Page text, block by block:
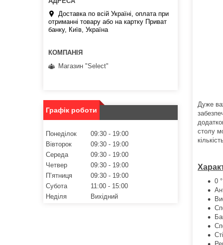
Дуже
столу
0
Доставка по всій Україні, оплата при
отриманні товару або на картку Приват
банку, Київ, Україна
Магазин "Select"
Графік роботи
Понеділок 09:30
19:00
Вівторок
09:30
19:00
Середа
09:30
19:00
Четвер
09:30
19:00
Пʼятниця
09:30
19:00
Субота
11:00
15:00
Неділя
Вихідний